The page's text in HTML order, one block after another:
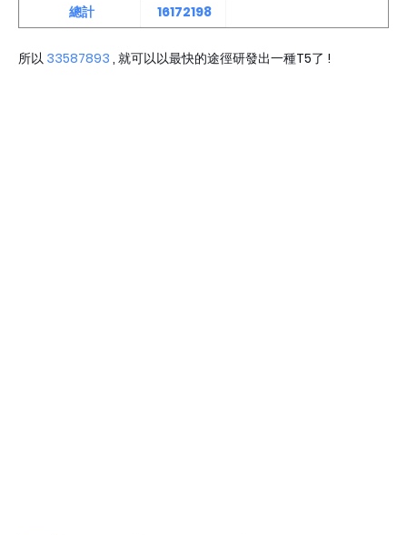
總計
16172198
所以 33587893 , 就可以以最快的途徑研發出一種T5了 !